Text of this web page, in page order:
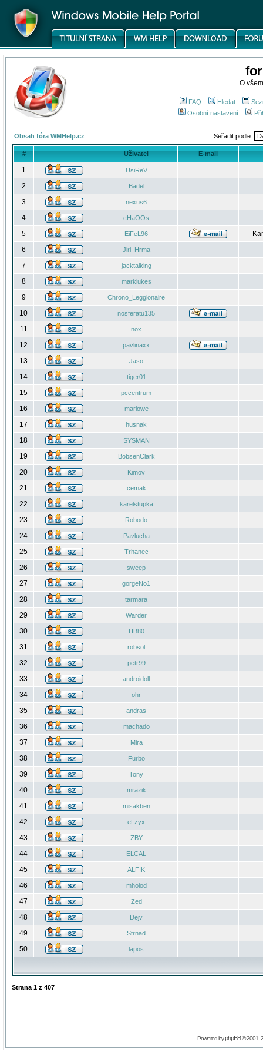
O
FAQ Hledat
Osobní nastavení
Obsah fóra WMHelp.cz Seřadit podle:
# Uživatel E-mail
1 UsiReV
2 Badel
3 nexus6
4 cHaOOs
5 EiFeL96
6
Jiri_Hrma
7 jacktalking
8 marklukes
9 Chrono_Leggionaire
10 nosferatu135
11 nox
12 pavlinaxx
13 Jaso
14 tiger01
15 pccentrum
16 marlowe
17 husnak
18 SYSMAN
19 BobsenClark
20 Kimov
21 cemak
22 karelstupka
23 Robodo
24 Pavlucha
25 Trhanec
26 sweep
27 gorgeNo1
28 tarmara
29 Warder
30 HB80
31 robsol
32 petr99
33 androidoll
34 ohr
35 andras
36 machado
37 Mira
38 Furbo
39 Tony
40 mrazik
41 misakben
42 eLzyx
43 ZBY
44 ELCAL
45 ALFIK
46 mholod
47 Zed
48 Dejv
49 Strnad
50 lapos
Strana 1 z 407
Powered byphpBB© 2001,